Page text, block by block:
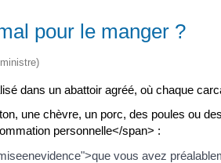
pour le manger ?
dans un abattoir agréé, où chaque
une chèvre, un porc, des poules ou
personnelle</span> :
vous avez